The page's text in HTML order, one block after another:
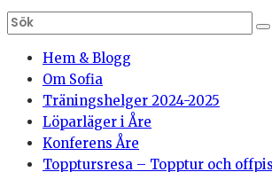
Hem & Blogg
Om Sofia
Träningshelger 2024-2025
Löparläger i Åre
Konferens Åre
Topptursresa – Topptur och